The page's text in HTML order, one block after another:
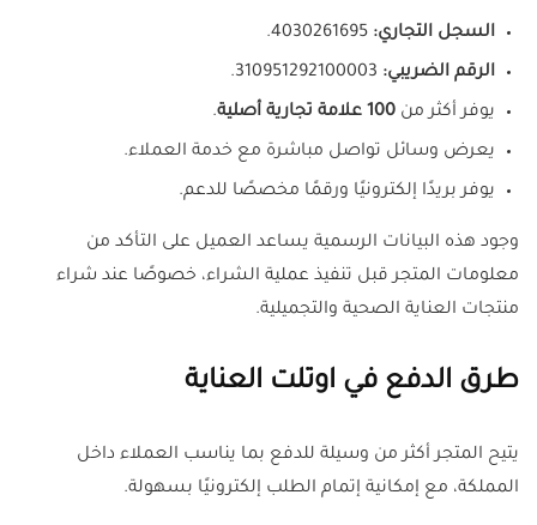
السجل التجاري:
الرقم الضريبي:
يوفر أكثر من 100 علامة تجارية أصلية .
يعرض وسائل تواصل مباشرة مع خدمة العملاء.
يوفر بريدًا إلكترونيًا ورقمًا مخصصًا للدعم.
وجود هذه البيانات الرسمية يساعد العميل على التأكد من
معلومات المتجر قبل تنفيذ عملية الشراء، خصوصًا عند شراء
منتجات العناية الصحية والتجميلية.
طرق الدفع في اوتلت العناية
يتيح المتجر أكثر من وسيلة للدفع بما يناسب العملاء داخل
المملكة، مع إمكانية إتمام الطلب إلكترونيًا بسهولة.